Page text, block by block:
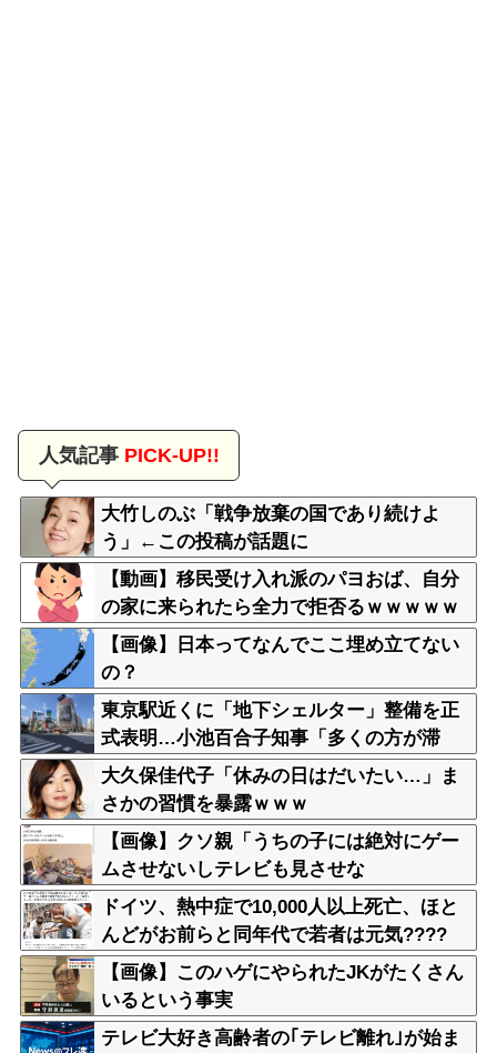
人気記事PICK-UP!!
大竹しのぶ「戦争放棄の国であり続けよ
う」←この投稿が話題に
【動画】移民受け入れ派のパヨおば、自分
の家に来られたら全力で拒否るｗｗｗｗｗ
ｗｗｗｗｗｗｗ
【画像】日本ってなんでここ埋め立てない
の？
東京駅近くに「地下シェルター」整備を正
式表明…小池百合子知事「多くの方が滞
在、施設整備の効果高い」
大久保佳代子「休みの日はだいたい…」ま
さかの習慣を暴露ｗｗｗ
【画像】クソ親「うちの子には絶対にゲー
ムさせないしテレビも見させな
い！！！！！」
ドイツ、熱中症で10,000人以上死亡、ほと
んどがお前らと同年代で若者は元気????
【画像】このハゲにやられたJKがたくさん
いるという事実
テレビ大好き高齢者の｢テレビ離れ｣が始ま